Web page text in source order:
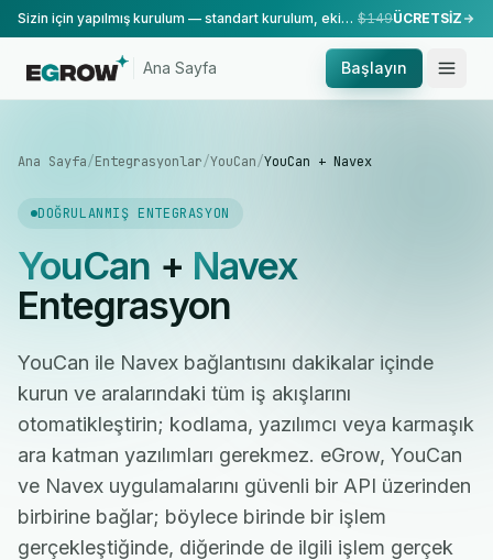
Sizin için yapılmış kurulum — standart kurulum, ekibimiz tarafından yapılır. $149ÜCRETSİZ
Ana Sayfa Başlayın
Ana Sayfa/Entegrasyonlar/YouCan/YouCan + Navex
DOĞRULANMIŞ ENTEGRASYON
YouCan + Navex
Entegrasyon
YouCan ile Navex bağlantısını dakikalar içinde
kurun ve aralarındaki tüm iş akışlarını
otomatikleştirin; kodlama, yazılımcı veya karmaşık
ara katman yazılımları gerekmez. eGrow, YouCan
ve Navex uygulamalarını güvenli bir API üzerinden
birbirine bağlar; böylece birinde bir işlem
gerçekleştiğinde, diğerinde de ilgili işlem gerçek